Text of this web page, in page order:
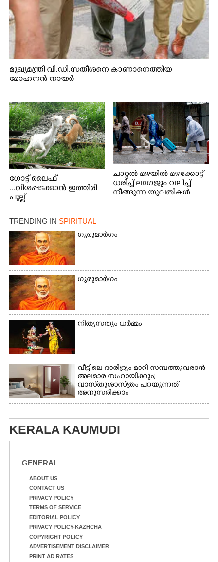
മുഖ്യമന്ത്രി വി.ഡി.സതീശനെ കാണാനെത്തിയ
മോഹനൻ നായർ
ഗോട്ട് ലൈഫ്
...വിശപ്പടക്കാൻ ഇത്തിരി
പുല്ല്
തിന്നാനെത്തിയതാണ്
ആട്. തെരുവ് നായ്ക്കൾ
കടിച്ച് കീറാൻ വന്നതോടെ
വയറിന്റെ ആന്തൽ മറന്ന്
ജീവന് വേണ്ടിയായി ഓട്ടം.
എറണാകുളം
വാത്തുരുത്തിയിൽ
നിന്നുള്ള കാഴ്ച
ചാറ്റൽ മഴയിൽ മഴക്കോട്ട്
ധരിച്ച് ലഗേജും വലിച്ച്
നീങ്ങുന്ന യുവതികൾ.
TRENDING IN SPIRITUAL
ഗുരുമാർഗം
ഗുരുമാർഗം
നിത്യസത്യം ധർമ്മം
വീട്ടിലെ ദാരിദ്ര്യം മാറി സമ്പത്തുവരാൻ
അലമാര സഹായിക്കും;
വാസ്‌തുശാസ്ത്രം പറയുന്നത്
അനുസരിക്കാം
KERALA KAUMUDI
GENERAL
ABOUT US
CONTACT US
PRIVACY POLICY
TERMS OF SERVICE
EDITORIAL POLICY
PRIVACY POLICY-KAZHCHA
COPYRIGHT POLICY
ADVERTISEMENT DISCLAIMER
PRINT AD RATES